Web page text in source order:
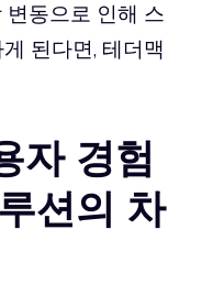
변동으로 인해 스
된다면, 테더맥
자 경험
션의 차